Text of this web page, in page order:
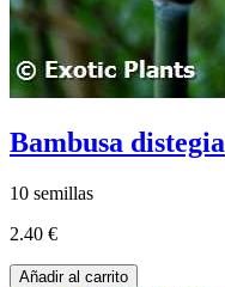
Bambusa distegia
10 semillas
2.40 €
Añadir al carrito